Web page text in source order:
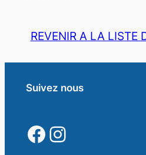
REVENIR A LA LISTE
Suivez nous
https://
https://